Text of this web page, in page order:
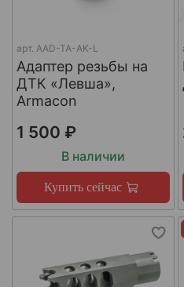
арт. AAD-TA-AK-L
Адаптер резьбы на
ДТК «Левша»,
Armacon
1 500 ₽
В наличии
Купить сейчас